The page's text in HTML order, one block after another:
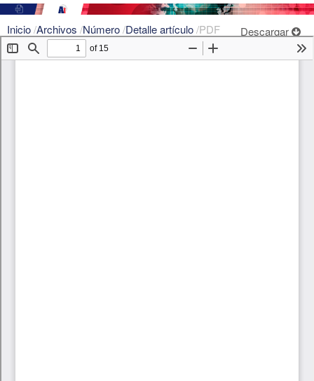
Inicio/Archivos /Número/Detalle artículo/PDF Descargar